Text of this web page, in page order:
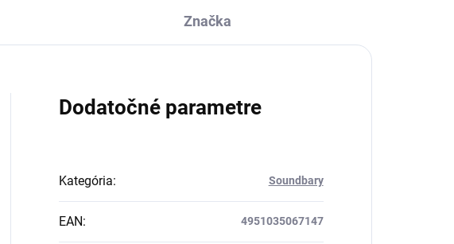
Značka
Dodatočné parametre
Kategória: Soundbary
EAN: 4951035067147